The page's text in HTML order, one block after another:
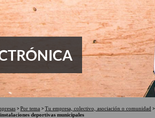
Por tema Tu empresa, colectivo, asociación o comunidad
deportivas municipales